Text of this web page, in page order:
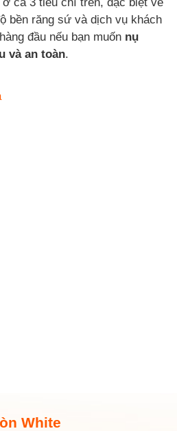
bền răng sứ và dịch vụ khách
đầu nếu bạn muốn nụ
và an toàn.
White